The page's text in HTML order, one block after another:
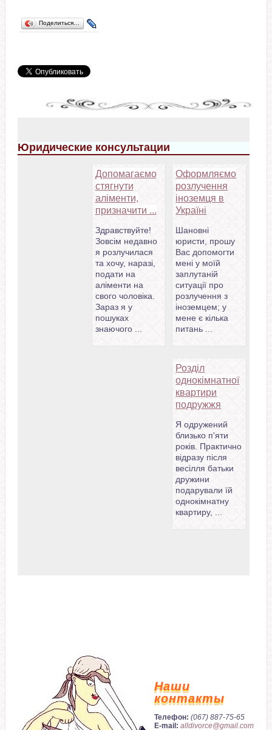
Поделиться…
Юридические консультации
Оформляємо
розлучення
іноземця в
Україні
Шановні
юристи, прошу
Вас допомогти
мені у моїй
заплутаній
ситуації про
розлучення з
іноземцем; у
мене є кілька
питань ...
Допомагаємо
стягнути
аліменти,
призначити ...
Здравствуйте!
Зовсім недавно
я розлучилася
та хочу, наразі,
подати на
аліменти на
свого чоловіка.
Зараз я у
пошуках
знаючого ...
Розділ
однокімнатної
квартири
подружжя
Я одружений
близько п'яти
років. Практично
відразу після
весілля батьки
дружини
подарували їй
однокімнатну
квартиру, ...
Наши
контакты
Телефон: (067) 887-75-65
E-mail: alldivorce@gmail.com